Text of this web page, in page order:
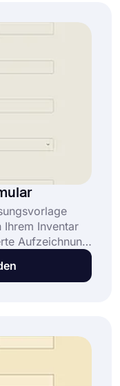
Ihrem Inventar
Aufzeichnung
Sobald Sie auf
Ihre Aufgabe